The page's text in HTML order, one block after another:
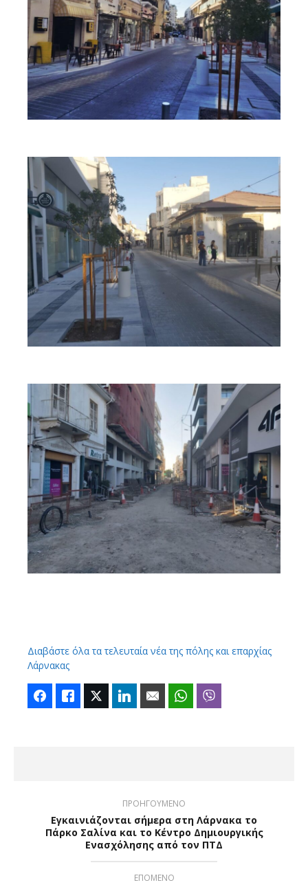
Διαβάστε όλα τα τελευταία νέα της πόλης και επαρχίας
Λάρνακας
FacebookLike Twitter LinkedIn Email WhatsApp
ΠΡΟΗΓΟΥΜΕΝΟ
Εγκαινιάζονται σήμερα στη Λάρνακα το
Πάρκο Σαλίνα και το Κέντρο Δημιουργικής
Ενασχόλησης από τον ΠΤΔ
ΕΠΟΜΕΝΟ